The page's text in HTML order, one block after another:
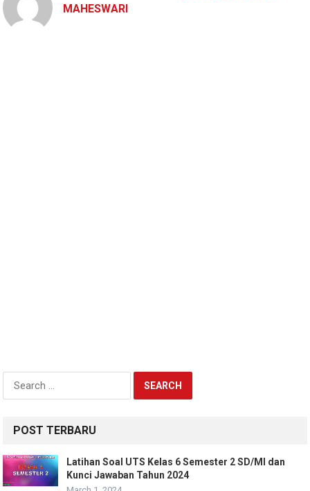
MAHESWARI
for:
POST TERBARU
Latihan Soal UTS Kelas 6 Semester 2 SD/MI dan
Kunci Jawaban Tahun 2024